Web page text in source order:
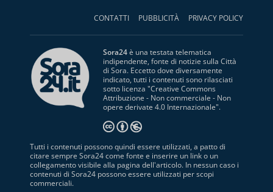
CONTATTI PUBBLICITÀ PRIVACY POLICY
Sora24è una testata telematica
indipendente, fonte di notizie sulla Città
di Sora. Eccetto dove diversamente
indicato, tutti i contenuti sono rilasciati
sotto licenza "Creative Commons
Attribuzione - Non commerciale - Non
opere derivate 4.0 Internazionale".
Tutti i contenuti possono quindi essere utilizzati, a patto di
citare sempre Sora24 come fonte e inserire un link o un
collegamento visibile alla pagina dell'articolo. In nessun caso i
contenuti di Sora24 possono essere utilizzati per scopi
commerciali.